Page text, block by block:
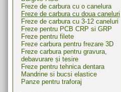
Freze de carbura cu o canelura
Freze de carbura cu doua caneluri
Freze de carbura cu 3-12 caneluri
Freze pentru PCB CRP si GRP
Freze pentru filete
Freze carbura pentru frezare 3D
Freze carbura pentru gravura,
debavurare și tesire
Freze pentru tehnica dentara
Mandrine si bucsi elastice
Panze pentru traforaj